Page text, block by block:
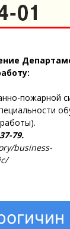
пожарной
79.
business-